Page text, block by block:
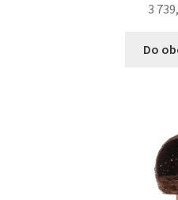
3
Do